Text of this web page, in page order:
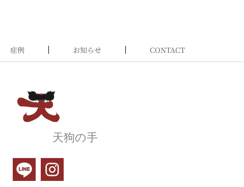
症例 お知らせ CONTACT
天狗の手